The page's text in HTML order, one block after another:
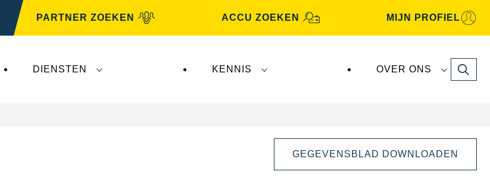
PARTNER ZOEKEN ACCU ZOEKEN MIJN PROFIEL
DIENSTEN KENNIS OVER ONS Search
GEGEVENSBLAD DOWNLOADEN